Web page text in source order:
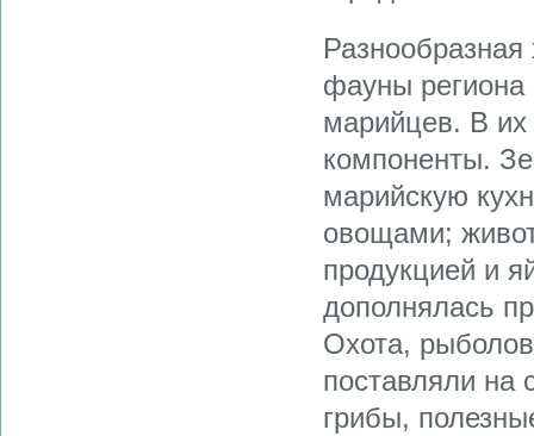
фауны региона
марийцев. В их
компоненты.
марийскую
овощами;
продукцией и
дополнялась
Охота,
поставляли на
грибы,